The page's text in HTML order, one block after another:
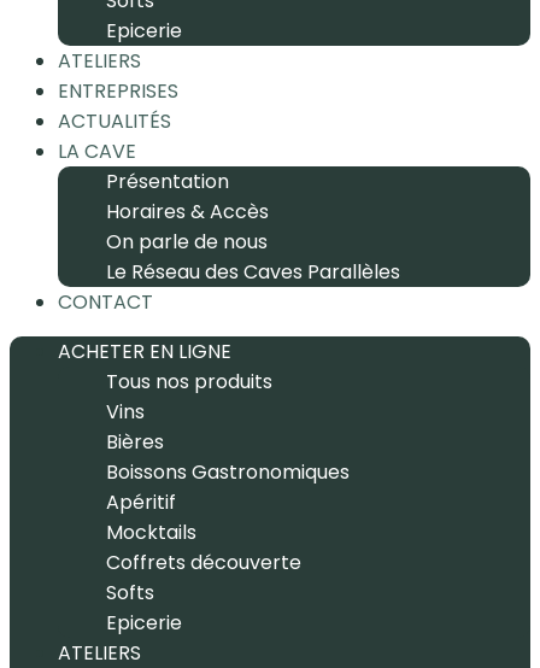
Epicerie
ATELIERS
ENTREPRISES
ACTUALITÉS
LA CAVE
Présentation
Horaires & Accès
On parle de nous
Le Réseau des Caves Parallèles
CONTACT
ACHETER EN LIGNE
Tous nos produits
Vins
Bières
Boissons Gastronomiques
Apéritif
Mocktails
Coffrets découverte
Softs
Epicerie
ATELIERS